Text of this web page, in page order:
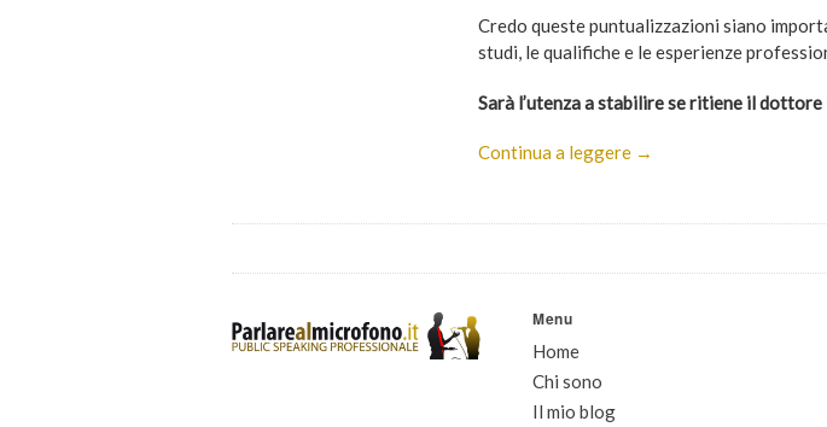
Credo queste puntualizzazioni siano
studi, le qualifiche e le esperienze
Sarà l’utenza a stabilire se ritiene il dottore
Continua a leggere →
Menu
Home
Chi sono
Il mio blog